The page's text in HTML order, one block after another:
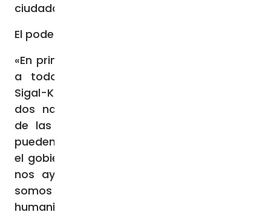
ciudadanía.
El poder de la paz
«En primer lugar, espero que puedan liberar
a todos los rehenes – explica Maayan
Sigal-Koren – Sin duda, aquellos que tienen
dos nacionalidades pueden recibir ayuda
de las autoridades de dos estados, que
pueden ejercer aún más presión. Espero que
el gobierno argentino también lo haga, que
nos ayude a sacar a mis familiares. No
somos una familia religiosa, somos
humanistas. Amamos a la gente. Y esto es